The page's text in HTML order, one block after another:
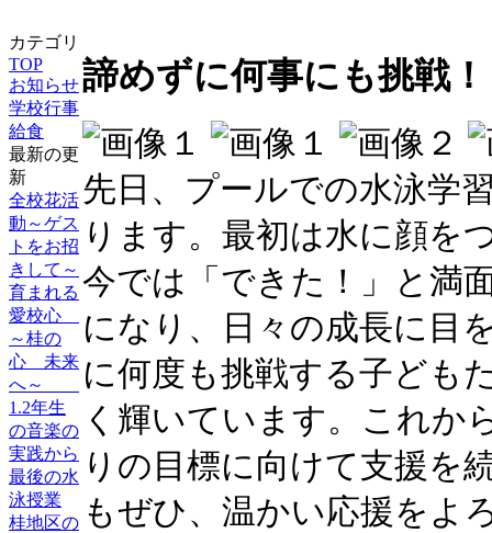
カテゴリ
TOP
お知らせ
学校行事
給食
最新の更
新
全校花活
動～ゲス
トをお招
きして～
育まれる
愛校心
～桂の
心 未来
へ～
1.2年生
の音楽の
実践から
最後の水
泳授業
桂地区の
諦めずに何事にも挑戦！
先日、プールでの水泳学
ります。最初は水に顔を
今では「できた！」と満
になり、日々の成長に目
に何度も挑戦する子ども
く輝いています。これか
りの目標に向けて支援を
もぜひ、温かい応援をよ